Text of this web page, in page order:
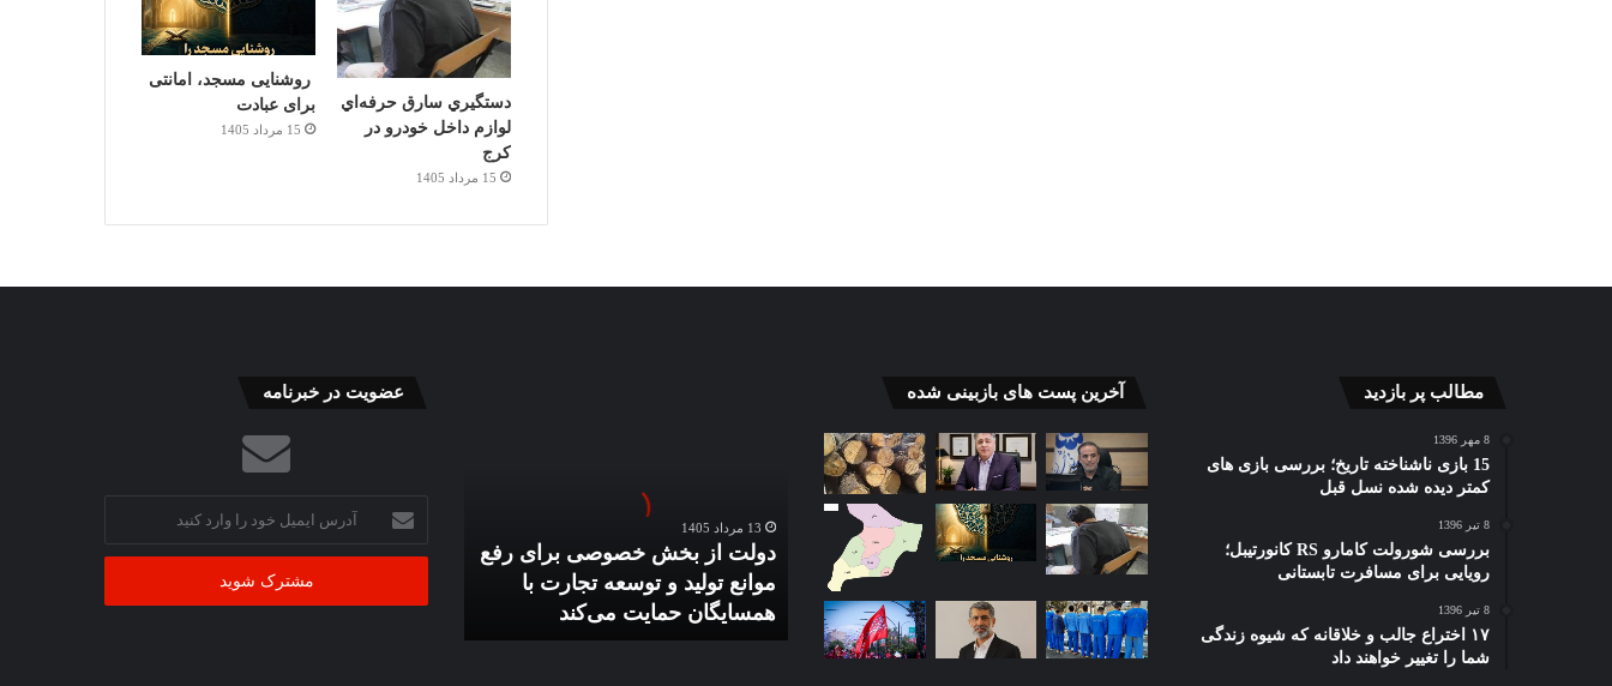
دستگيري سارق حرفه‌اي
لوازم داخل خودرو در
کرج
15 مرداد 1405
روشنایی مسجد، امانتی
برای عبادت
15 مرداد 1405
مطالب پر بازدید
8 مهر 1396
15 بازی ناشناخته تاریخ؛ بررسی بازی های
کمتر دیده شده نسل قبل
8 تیر 1396
بررسی شورولت کامارو RS کانورتیبل؛
رویایی برای مسافرت تابستانی
8 تیر 1396
۱۷ اختراع جالب و خلاقانه که شیوه زندگی
شما را تغییر خواهند داد
آخرین پست های بازبینی شده
موانع
تولید
توسعه
تجارت
13 مرداد 1405
دولت از بخش خصوصی برای رفع
موانع تولید و توسعه تجارت با
همسایگان حمایت می‌کند
عضویت در خبرنامه
ایمیل
خود
وارد